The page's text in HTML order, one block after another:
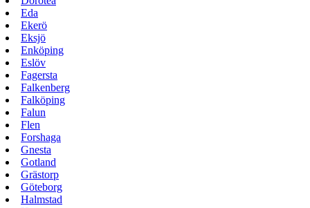
Eda
Ekerö
Eksjö
Enköping
Eslöv
Fagersta
Falkenberg
Falköping
Falun
Flen
Forshaga
Gnesta
Gotland
Grästorp
Göteborg
Halmstad